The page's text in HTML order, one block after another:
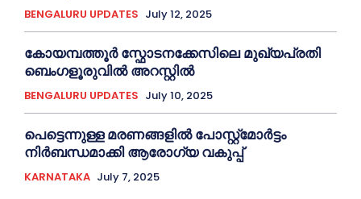
BENGALURU UPDATES July 12, 2025
കോയമ്പത്തൂർ സ്ഫോടനക്കേസിലെ മുഖ്യപ്രതി
ബെംഗളൂരുവിൽ അറസ്റ്റിൽ
BENGALURU UPDATES July 10, 2025
പെട്ടെന്നുള്ള മരണങ്ങളിൽ പോസ്റ്റ്മോർട്ടം
നിർബന്ധമാക്കി ആരോഗ്യ വകുപ്പ്
KARNATAKA July 7, 2025